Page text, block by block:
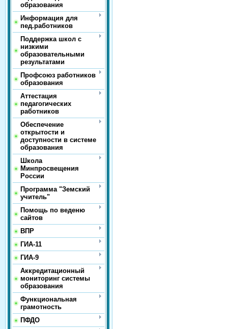
образования
Информация для
пед.работников
Поддержка школ с
низкими
образовательными
результатами
Профсоюз работников
образования
Аттестация
педагогических
работников
Обеспечение
открытости и
доступности в системе
образования
Школа
Минпросвещения
России
Программа "Земский
учитель"
Помощь по веденю
сайтов
ВПР
ГИА-11
ГИА-9
Аккредитационный
мониторинг системы
образования
Функциональная
грамотность
ПФДО